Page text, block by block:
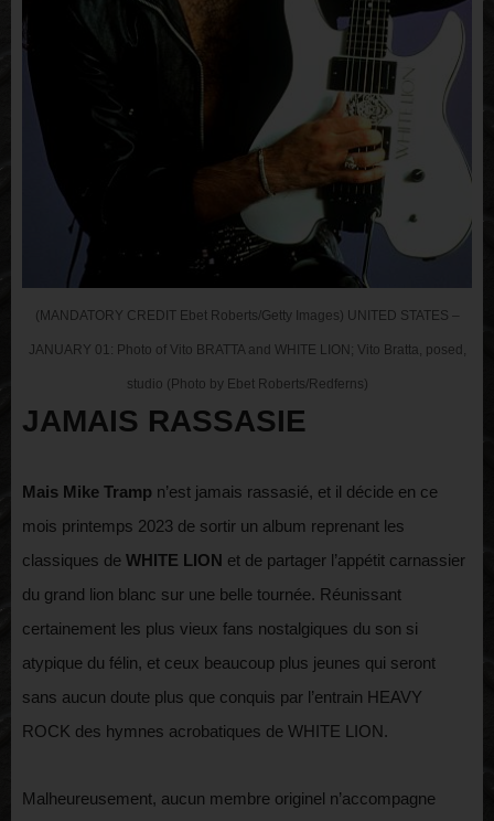
(MANDATORY CREDIT Ebet Roberts/Getty Images) UNITED STATES –
JANUARY 01: Photo of Vito BRATTA and WHITE LION; Vito Bratta, posed,
studio (Photo by Ebet Roberts/Redferns)
JAMAIS RASSASIE
Mais Mike Tramp n’est jamais rassasié, et il décide en ce
mois printemps 2023 de sortir un album reprenant les
classiques de WHITE LION et de partager l’appétit carnassier
du grand lion blanc sur une belle tournée. Réunissant
certainement les plus vieux fans nostalgiques du son si
atypique du félin, et ceux beaucoup plus jeunes qui seront
sans aucun doute plus que conquis par l’entrain HEAVY
ROCK des hymnes acrobatiques de WHITE LION.
Malheureusement, aucun membre originel n’accompagne